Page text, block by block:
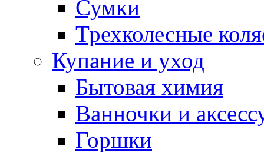
Сумки
Трехколесные
Купание и уход
Бытовая химия
Ванночки и
Горшки